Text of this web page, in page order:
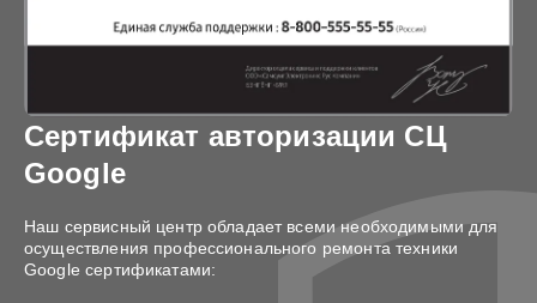
Сертификат авторизации СЦ
Google
Наш сервисный центр обладает всеми необходимыми для
осуществления профессионального ремонта техники
Google сертификатами: